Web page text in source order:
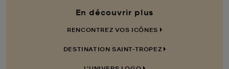
En découvrir plus
RENCONTREZ VOS ICÔNES
DESTINATION SAINT-TROPEZ